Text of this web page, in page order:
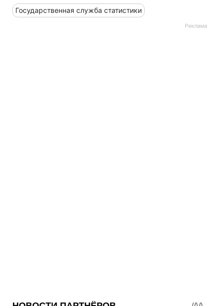
Государственная служба статистики